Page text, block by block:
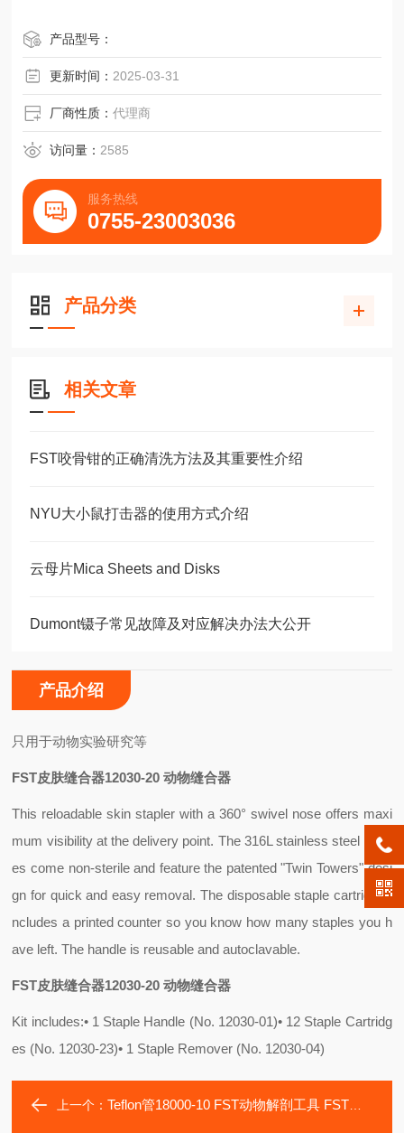
FST皮肤缝合器12030-20 动物缝合器
产品型号：
更新时间： 2025-03-31
厂商性质：代理商
访问量： 2585
服务热线
0755-23003036
产品分类
相关文章
FST咬骨钳的正确清洗方法及其重要性介绍
NYU大小鼠打击器的使用方式介绍
云母片Mica Sheets and Disks
Dumont镊子常见故障及对应解决办法大公开
产品介绍
只用于动物实验研究等
FST皮肤缝合器12030-20 动物缝合器
This reloadable skin stapler with a 360° swivel nose offers maxi
mum visibility at the delivery point. The 316L stainless steel stapl
es come non-sterile and feature the patented "Twin Towers" desi
gn for quick and easy removal. The disposable staple cartridge i
ncludes a printed counter so you know how many staples you h
ave left. The handle is reusable and autoclavable.
FST皮肤缝合器12030-20 动物缝合器
Kit includes:• 1 Staple Handle (No. 12030-01)• 12 Staple Cartridg
es (No. 12030-23)• 1 Staple Remover (No. 12030-04)
上一个：Teflon管18000-10 FST动物解剖工具 FST镊子代理 FST咬骨钳 FST精细显微镊